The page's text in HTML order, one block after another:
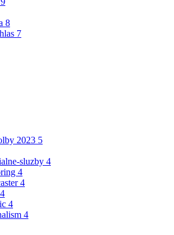
8
7
2023 5
sluzby 4
4
4
4
4
4